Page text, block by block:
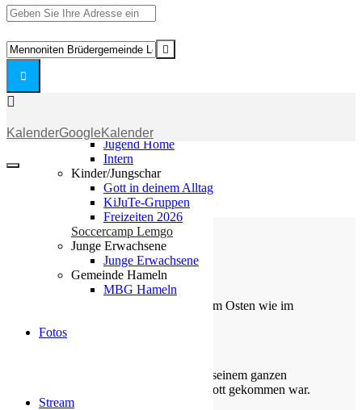
Gemeinde
Kleingruppen
Jugend
Jugend Home
Intern
Kinder/Jungschar
Gott in deinem Alltag
KiJuTe-Gruppen
Freizeiten 2026
Soccercamp Lemgo
Junge Erwachsene
Junge Erwachsene
Gemeinde Hameln
MBG Hameln
Fotos
Stream
Address
Gottesdienst
(ABH)
Prediger-
[]
Destination
Address
Gottesdienst
-
Einsegnung
KalenderGoogleKalender
Die Losung von heute
Du machst fröhlich, was da lebet im Osten wie im
Der Kerkermeister freute sich mit seinem ganzen
Hause, dass er zum Glauben an Gott gekommen war.